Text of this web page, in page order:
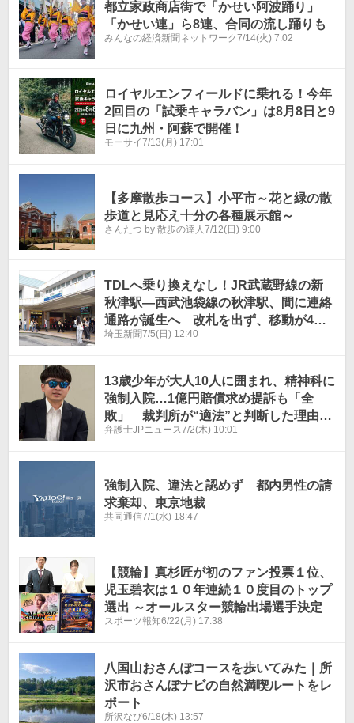
都立家政商店街で「かせい阿波踊り」
「かせい連」ら8連、合同の流し踊りも
みんなの経済新聞ネットワーク7/14(火) 7:02
ロイヤルエンフィールドに乗れる！今年
2回目の「試乗キャラバン」は8⽉8⽇と9
⽇に九州・阿蘇で開催！
モーサイ7/13(月) 17:01
【多摩散歩コース】小平市～花と緑の散
歩道と見応え十分の各種展示館～
さんたつ by 散歩の達人 7/12(日) 9:00
TDLへ乗り換えなし！JR武蔵野線の新
秋津駅―西武池袋線の秋津駅、間に連絡
通路が誕生へ 改札を出ず、移動が4～5
分短縮 今ラッシュ時は混雑、あふれた
始か 周辺で懸念も
埼玉新聞7/5(日) 12:40
13歳少年が大人10人に囲まれ、精神科に
強制入院…1億円賠償求め提訴も「全
敗」 裁判所が“適法”と判断した理由と
は
弁護士JPニュース7/2(木) 10:01
強制入院、違法と認めず 都内男性の請
求棄却、東京地裁
共同通信7/1(水) 18:47
【競輪】真杉匠が初のファン投票１位、
児玉碧衣は１０年連続１０度目のトップ
選出 ～オールスター競輪出場選手決定
スポーツ報知6/22(月) 17:38
八国山おさんぽコースを歩いてみた｜所
沢市おさんぽナビの自然満喫ルートをレ
ポート
所沢なび6/18(木) 13:57